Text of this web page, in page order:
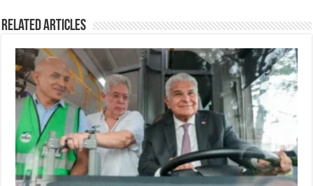
Related Articles